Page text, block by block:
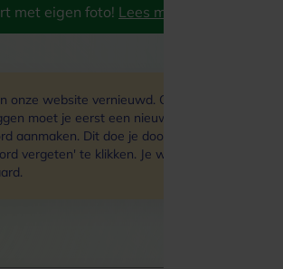
met eigen foto! Lees meer
onze website vernieuwd. Om in te
moet je eerst een nieuw
aanmaken. Dit doe je door op de link
vergeten' te klikken. Je winkelmand